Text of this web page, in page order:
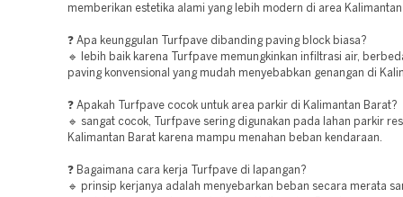
memberikan estetika alami yang lebih modern di area
❓ Apa keunggulan Turfpave dibanding paving block biasa?
🔹 lebih baik karena Turfpave memungkinkan infiltrasi air,
paving konvensional yang mudah menyebabkan genangan di
❓ Apakah Turfpave cocok untuk area parkir di Kalimantan Barat?
🔹 sangat cocok, Turfpave sering digunakan pada lahan parkir
Kalimantan Barat karena mampu menahan beban kendaraan.
❓ Bagaimana cara kerja Turfpave di lapangan?
🔹 prinsip kerjanya adalah menyebarkan beban secara merata